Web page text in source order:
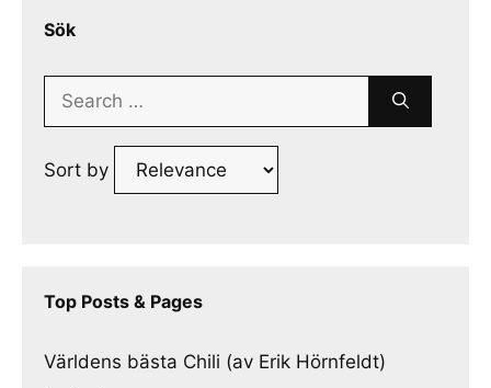
Sök
Search
Sort by
Top Posts & Pages
Världens bästa Chili (av Erik Hörnfeldt)